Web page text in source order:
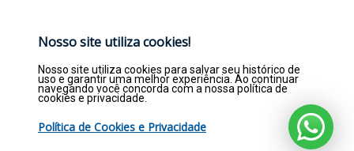
Privacidade
Fale
Conosco
Copyright © 2026. Empregar Já Estágios e
Nosso site utiliza cookies!
Nosso site utiliza cookies para salvar seu histórico de
uso e garantir uma melhor experiência. Ao continuar
navegando você concorda com a nossa política de
cookies e privacidade.
Política de Cookies e Privacidade